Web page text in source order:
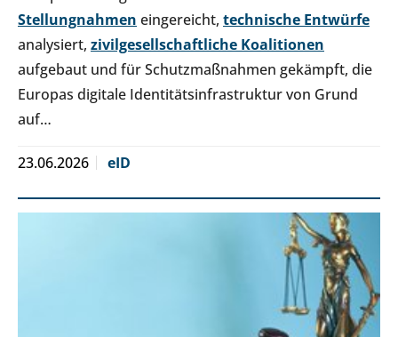
Stellungnahmen eingereicht, technische Entwürfe
analysiert, zivilgesellschaftliche Koalitionen
aufgebaut und für Schutzmaßnahmen gekämpft, die
Europas digitale Identitätsinfrastruktur von Grund
auf…
23.06.2026 eID